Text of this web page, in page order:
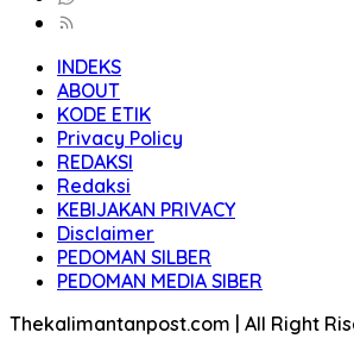
INDEKS
ABOUT
KODE ETIK
Privacy Policy
REDAKSI
Redaksi
KEBIJAKAN PRIVACY
Disclaimer
PEDOMAN SILBER
PEDOMAN MEDIA SIBER
Thekalimantanpost.com | All Right